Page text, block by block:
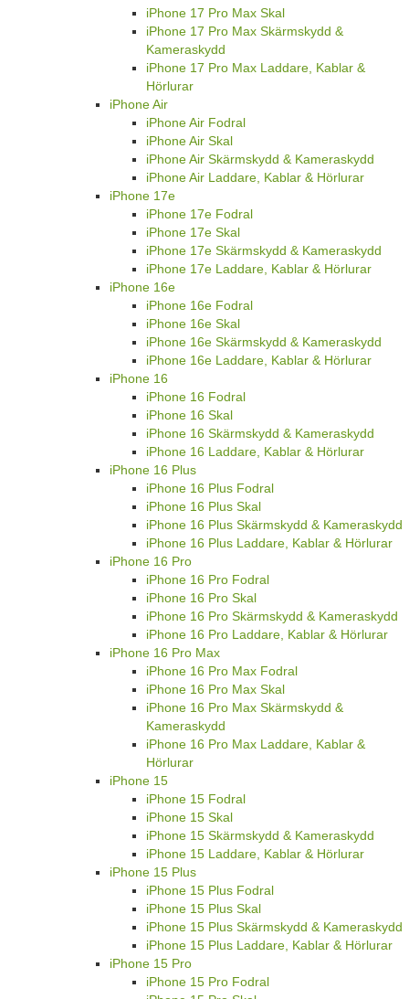
iPhone 17 Pro Max Skal
iPhone 17 Pro Max Skärmskydd &
Kameraskydd
iPhone 17 Pro Max Laddare, Kablar &
Hörlurar
iPhone Air
iPhone Air Fodral
iPhone Air Skal
iPhone Air Skärmskydd & Kameraskydd
iPhone Air Laddare, Kablar & Hörlurar
iPhone 17e
iPhone 17e Fodral
iPhone 17e Skal
iPhone 17e Skärmskydd & Kameraskydd
iPhone 17e Laddare, Kablar & Hörlurar
iPhone 16e
iPhone 16e Fodral
iPhone 16e Skal
iPhone 16e Skärmskydd & Kameraskydd
iPhone 16e Laddare, Kablar & Hörlurar
iPhone 16
iPhone 16 Fodral
iPhone 16 Skal
iPhone 16 Skärmskydd & Kameraskydd
iPhone 16 Laddare, Kablar & Hörlurar
iPhone 16 Plus
iPhone 16 Plus Fodral
iPhone 16 Plus Skal
iPhone 16 Plus Skärmskydd & Kameraskydd
iPhone 16 Plus Laddare, Kablar & Hörlurar
iPhone 16 Pro
iPhone 16 Pro Fodral
iPhone 16 Pro Skal
iPhone 16 Pro Skärmskydd & Kameraskydd
iPhone 16 Pro Laddare, Kablar & Hörlurar
iPhone 16 Pro Max
iPhone 16 Pro Max Fodral
iPhone 16 Pro Max Skal
iPhone 16 Pro Max Skärmskydd &
Kameraskydd
iPhone 16 Pro Max Laddare, Kablar &
Hörlurar
iPhone 15
iPhone 15 Fodral
iPhone 15 Skal
iPhone 15 Skärmskydd & Kameraskydd
iPhone 15 Laddare, Kablar & Hörlurar
iPhone 15 Plus
iPhone 15 Plus Fodral
iPhone 15 Plus Skal
iPhone 15 Plus Skärmskydd & Kameraskydd
iPhone 15 Plus Laddare, Kablar & Hörlurar
iPhone 15 Pro
iPhone 15 Pro Fodral